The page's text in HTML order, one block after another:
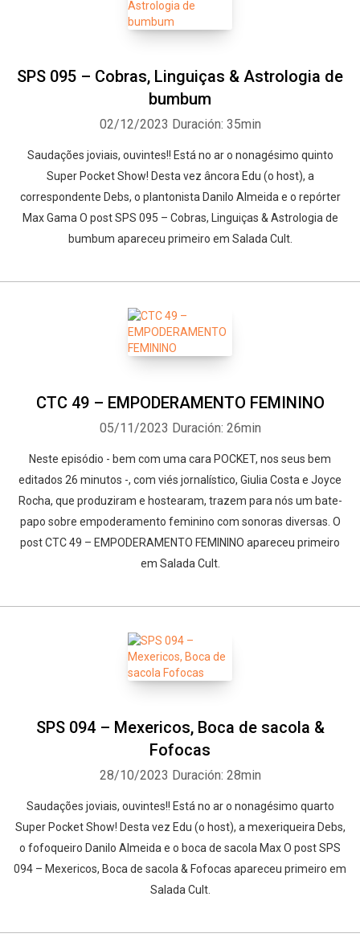
SPS 095 – Cobras, Linguiças & Astrologia de
bumbum
02/12/2023 Duración: 35min
Saudações joviais, ouvintes!! Está no ar o nonagésimo quinto
Super Pocket Show! Desta vez âncora Edu (o host), a
correspondente Debs, o plantonista Danilo Almeida e o repórter
Max Gama O post SPS 095 – Cobras, Linguiças & Astrologia de
bumbum apareceu primeiro em Salada Cult.
CTC 49 – EMPODERAMENTO FEMININO
05/11/2023 Duración: 26min
Neste episódio - bem com uma cara POCKET, nos seus bem
editados 26 minutos -, com viés jornalístico, Giulia Costa e Joyce
Rocha, que produziram e hostearam, trazem para nós um bate-
papo sobre empoderamento feminino com sonoras diversas. O
post CTC 49 – EMPODERAMENTO FEMININO apareceu primeiro
em Salada Cult.
SPS 094 – Mexericos, Boca de sacola &
Fofocas
28/10/2023 Duración: 28min
Saudações joviais, ouvintes!! Está no ar o nonagésimo quarto
Super Pocket Show! Desta vez Edu (o host), a mexeriqueira Debs,
o fofoqueiro Danilo Almeida e o boca de sacola Max O post SPS
094 – Mexericos, Boca de sacola & Fofocas apareceu primeiro em
Salada Cult.